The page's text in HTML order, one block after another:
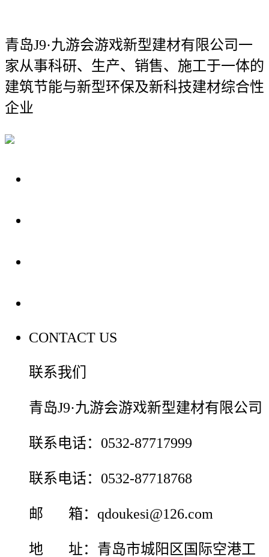
青岛J9·九游会游戏新型建材有限公司一
家从事科研、生产、销售、施工于一体的
建筑节能与新型环保及新科技建材综合性
企业
CONTACT US
联系我们
青岛J9·九游会游戏新型建材有限公司
联系电话：0532-87717999
联系电话：0532-87718768
邮 箱：qdoukesi@126.com
地 址：青岛市城阳区国际空港工